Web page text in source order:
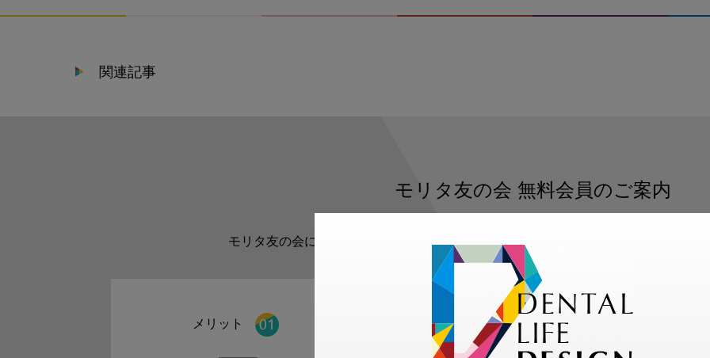
関連記事
モリタ友の会 無料会員のご案内
モリタ友の会に登録いただくと、デンタルライフデザインをもっと便利にご利用い
メリット メリット